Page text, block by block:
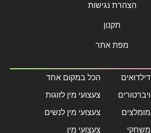
הצהרת נגישות
תקנון
מפת אתר
דילדואים
ויברטורים
מומלצים
משחקי
הכל במקום אחד
צעצועי מין לזוגות
צעצועי מין לנשים
צעצועי מין